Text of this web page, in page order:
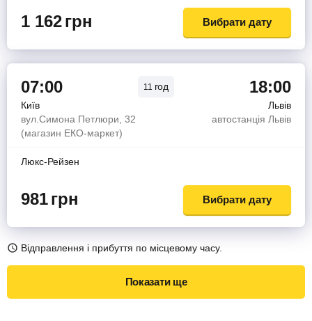
1 162грн Вибрати дату
07:00 11 год 18:00
Київ
Львів
вул.Симона Петлюри, 32
(магазин ЕКО-маркет)
автостанція Львів
Люкс-Рейзен
981грн Вибрати дату
Відправлення і прибуття по місцевому часу.
Показати ще